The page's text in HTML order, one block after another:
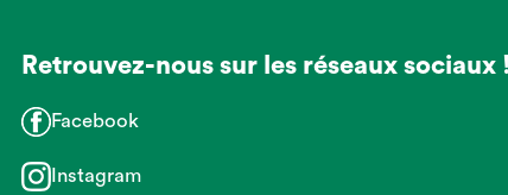
Retrouvez-nous sur les réseaux sociaux
Facebook
Instagram